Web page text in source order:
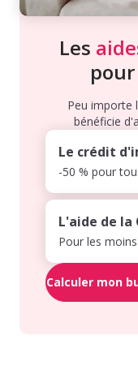
Les
Peu importe
bénéficie
Le crédit
-50 % pour
L'aide de la
Pour les
Calculer mon